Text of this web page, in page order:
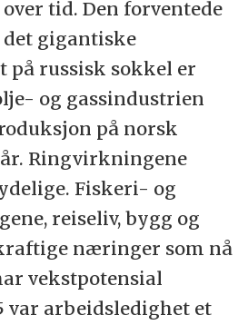
tid. Den forventede
gigantiske
på russisk sokkel er
og gassindustrien
på norsk
Ringvirkningene
Fiskeri- og
reiseliv, bygg og
næringer som nå
vekstpotensial
var arbeidsledighet et